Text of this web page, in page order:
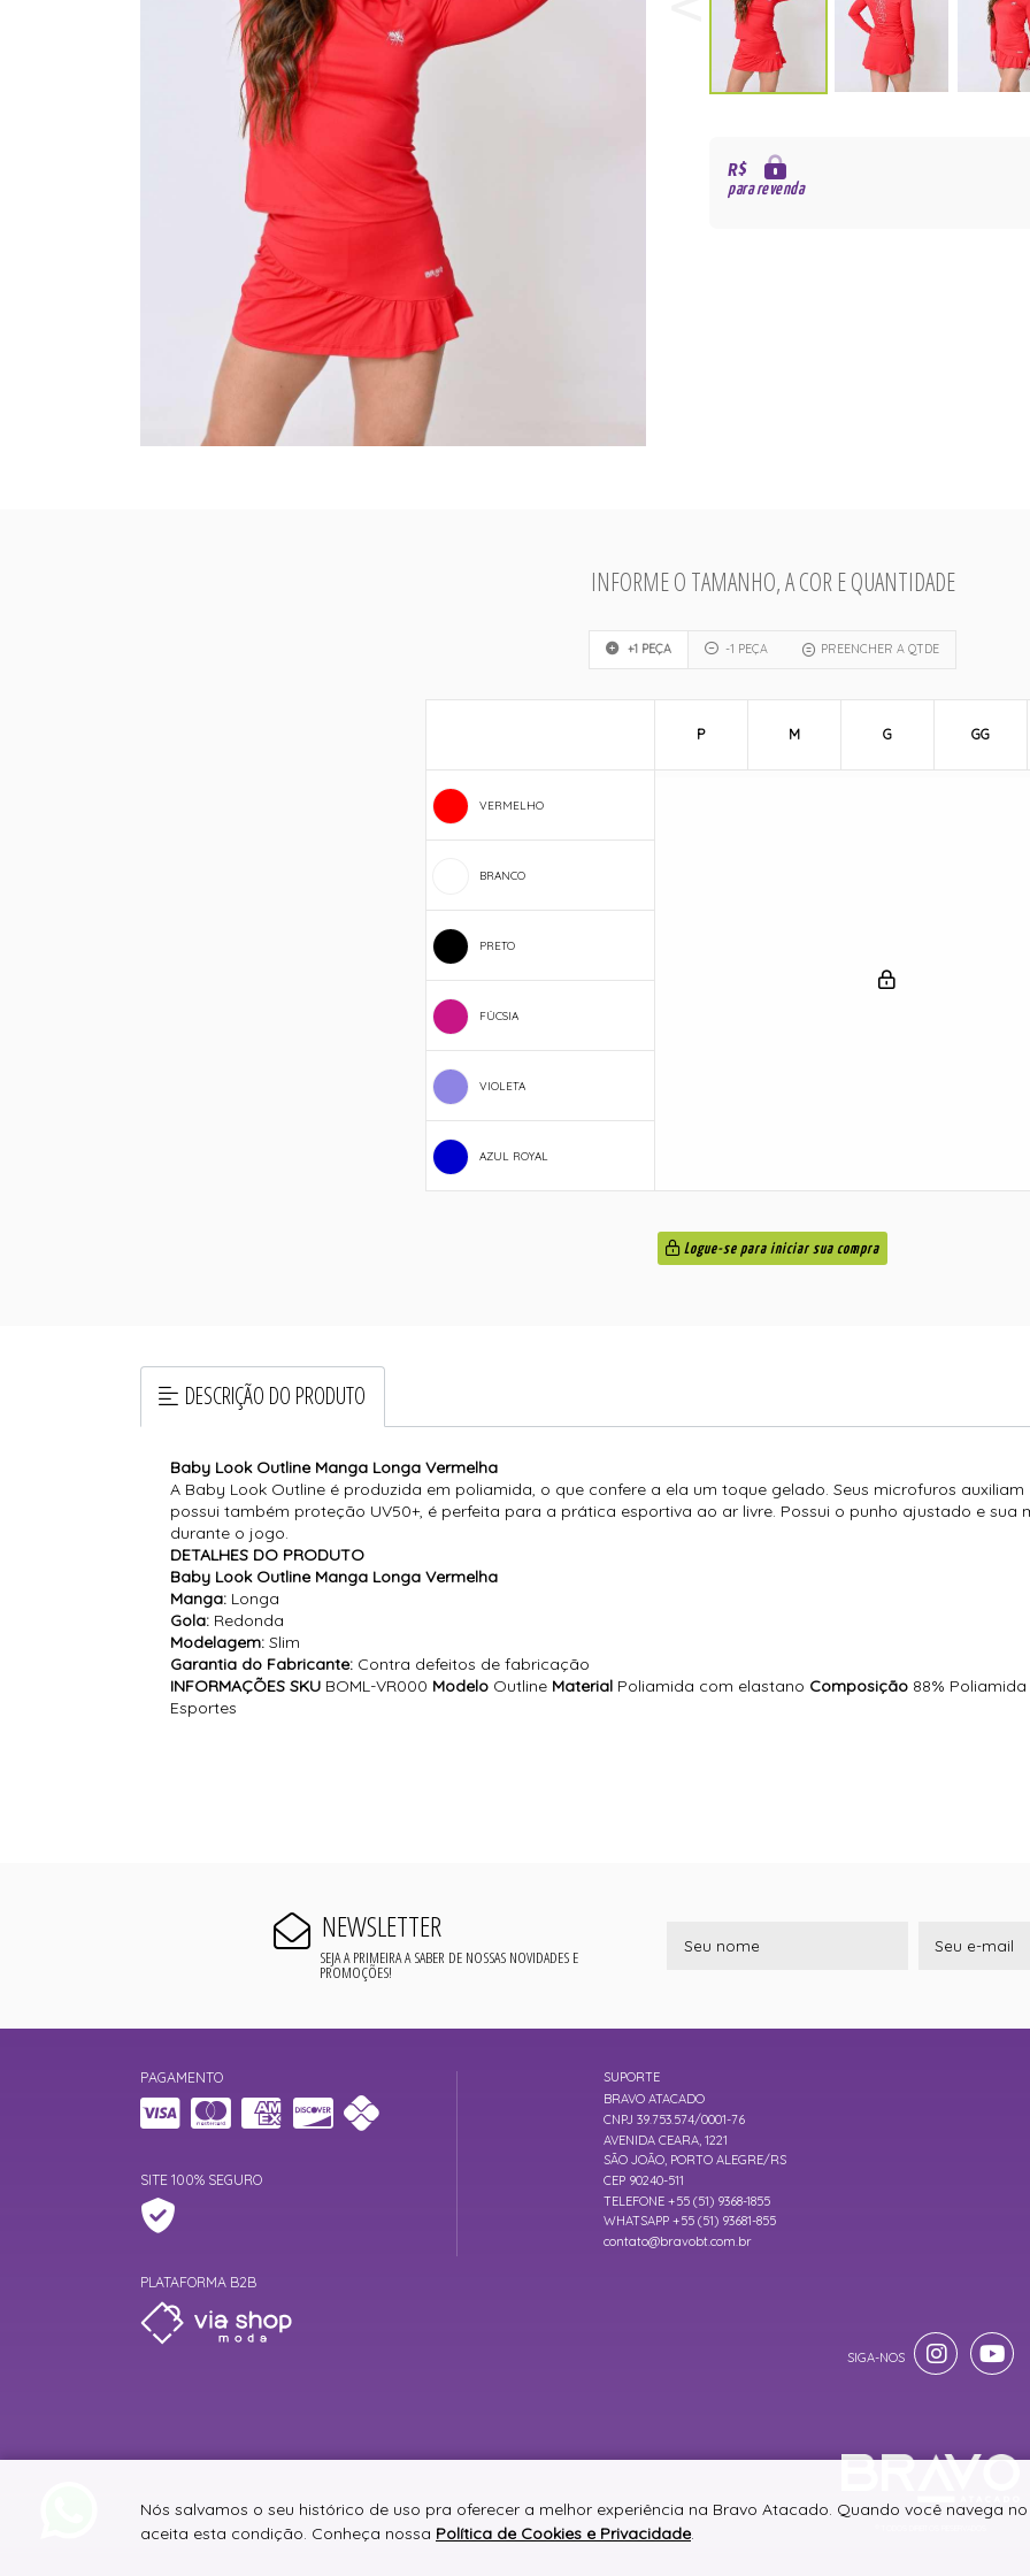
R$
para revenda
INFORME O TAMANHO, A COR E QUANTIDADE
+1 PEÇA -1 PEÇA PREENCHER A QTDE
VERMELHO
BRANCO
PRETO
FÚCSIA
VIOLETA
AZUL ROYAL
P M G GG
Logue-se para iniciar sua compra
DESCRIÇÃO DO PRODUTO
Baby Look Outline Manga Longa Vermelha
A Baby Look Outline é produzida em poliamida, o que confere a ela um toque gelado. Seus microfuros
possui também proteção UV50+, é perfeita para a prática esportiva ao ar livre. Possui o punho ajustado e
durante o jogo.
DETALHES DO PRODUTO
Baby Look Outline Manga Longa Vermelha
Manga: Longa
Gola: Redonda
Modelagem: Slim
Garantia do Fabricante: Contra defeitos de fabricação
INFORMAÇÕES SKU BOML-VR000 Modelo Outline Material Poliamida com elastano Composição 88%
Esportes
NEWSLETTER
SEJA A PRIMEIRA A SABER DE NOSSAS NOVIDADES E
PROMOÇÕES!
PAGAMENTO
SITE 100% SEGURO
PLATAFORMA B2B
SUPORTE
BRAVO ATACADO
CNPJ 39.753.574/0001-76
AVENIDA CEARA, 1221
SÃO JOÃO, PORTO ALEGRE/RS
CEP 90240-511
TELEFONE +55 (51) 9368-1855
WHATSAPP +55 (51) 93681-855
contato@bravobt.com.br
Nós salvamos o seu histórico de uso pra oferecer a melhor experiência na Bravo Atacado. Quando você navega
aceita esta condição. Conheça nossa Política de Cookies e Privacidade.